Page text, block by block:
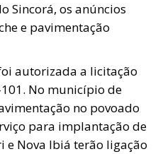
Sincorá, os anúncios
e pavimentação
autorizada a licitação
No município de
no povoado
para implantação de
e Nova Ibiá terão ligação